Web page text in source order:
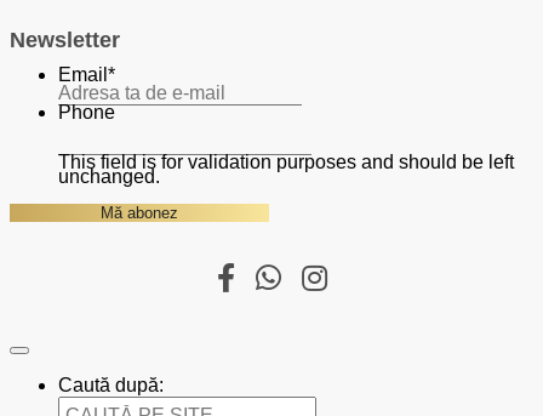
Newsletter
Email *
Phone
This field is for validation purposes and should be left
unchanged.
Caută după: